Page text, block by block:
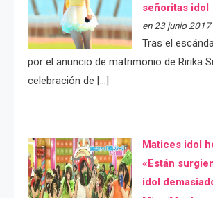
señoritas idol
en 23 junio 2017
Tras el
por el anuncio de matrimonio de Ririka
celebración de […]
Matices idol
«Están
idol